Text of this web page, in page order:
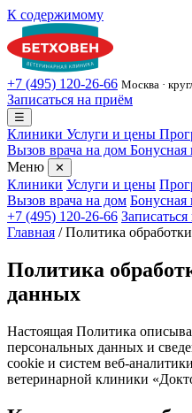
К содержимому
+7 (495) 120-26-66 Москва ·
Записаться на приём
☰
Клиники Услуги и цены
Вызов врача на дом Бонусная
Меню
✕
Клиники Услуги и цены
Вызов врача на дом Бонусная
+7 (495) 120-26-66
Главная / Политика
Политика
данных
Настоящая Политика
персональных данных и
cookie и систем веб-
ветеринарной клиники